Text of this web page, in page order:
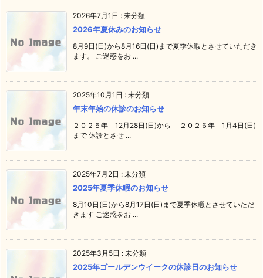
2026年7月1日 : 未分類
2026年夏休みのお知らせ
8月9日(日)から8月16日(日)まで夏季休暇とさせていただき
ます。 ご迷惑をお ...
2025年10月1日 : 未分類
年末年始の休診のお知らせ
２０２５年 12月28日(日)から ２０２６年 1月4日(日)
まで 休診とさせ ...
2025年7月2日 : 未分類
2025年夏季休暇のお知らせ
8月10日(日)から8月17日(日)まで夏季休暇とさせていただ
きます ご迷惑をお ...
2025年3月5日 : 未分類
2025年ゴールデンウイークの休診日のお知らせ